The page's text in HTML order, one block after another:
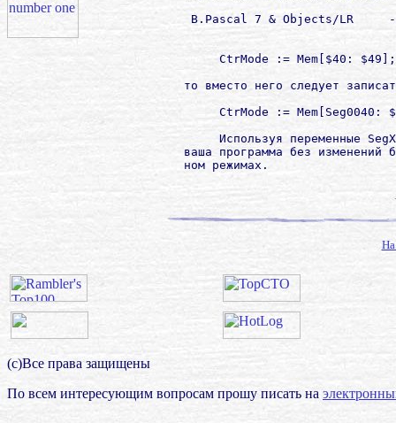
B.Pascal 7 & Objects/LR
             CtrMode := Mem[$40: $49];
то вместо него следует
CtrMode := Mem[Seg0040:
Используя переменные
ваша программа без изменений
        ном режимах.
(с)Все права защищены
По всем интересующим вопросам прошу писать на